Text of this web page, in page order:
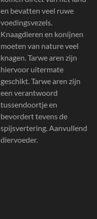
en bevatten veel ruwe
voedingsvezels.
Knaagdieren en konijnen
moeten van nature veel
knagen. Tarwe aren zijn
hiervoor uitermate
geschikt. Tarwe aren zijn
een verantwoord
tussendoortje en
bevordert tevens de
spijsvertering. Aanvullend
diervoeder.